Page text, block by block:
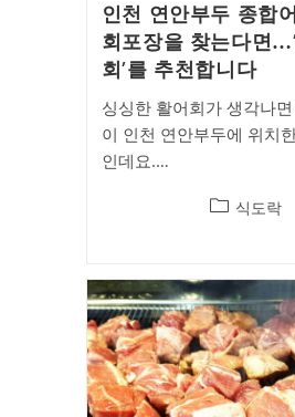
인천 연안부두 종합
회포장을 찾는다면
회’를 추천합니다
싱싱한 활어회가 생각나
이 인천 연안부두에 위치
인데요.…
Post식도락